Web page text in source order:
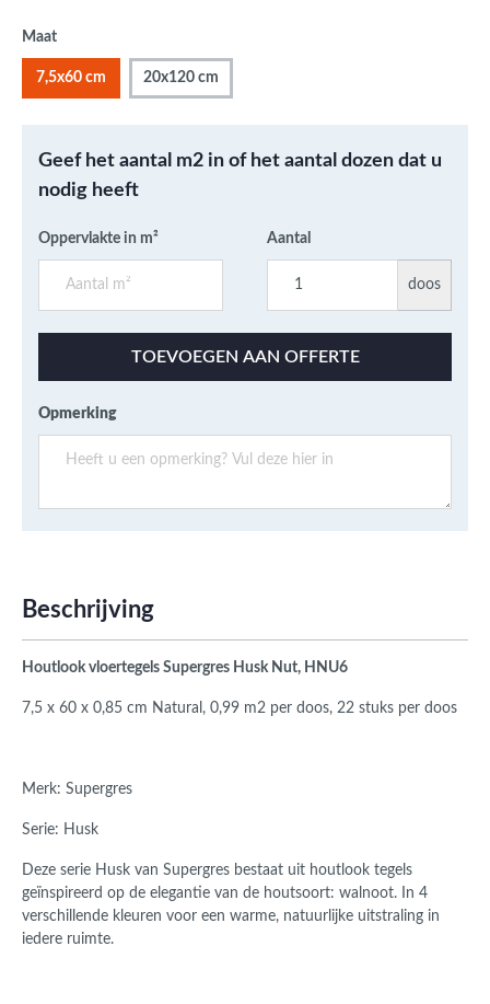
Maat
7,5x60 cm 20x120 cm
Geef het aantal m2 in of het aantal dozen dat u
nodig heeft
Oppervlakte in m² Aantal
doos
TOEVOEGEN AAN OFFERTE
Opmerking
Beschrijving
Houtlook vloertegels Supergres Husk Nut, HNU6
7,5 x 60 x 0,85 cm Natural, 0,99 m2 per doos, 22 stuks per doos
Merk: Supergres
Serie: Husk
Deze serie Husk van Supergres bestaat uit houtlook tegels
geïnspireerd op de elegantie van de houtsoort: walnoot. In 4
verschillende kleuren voor een warme, natuurlijke uitstraling in
iedere ruimte.